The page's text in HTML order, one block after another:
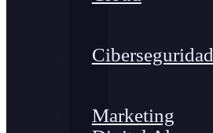
Ciberseguridad
Marketing